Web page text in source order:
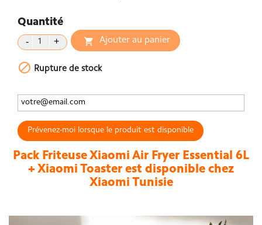
Quantité
 Ajouter au panier
 Rupture de stock
Prévenez-moi lorsque le produit est disponible
Pack Friteuse Xiaomi Air Fryer Essential 6L
+ Xiaomi Toaster est disponible chez
Xiaomi Tunisie